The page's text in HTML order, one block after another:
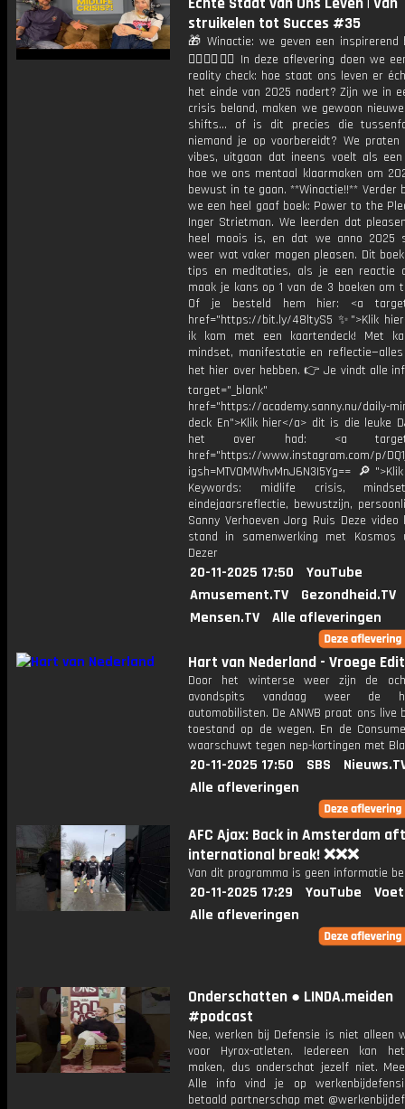
struikelen tot Succes #35
🎁 Winactie: we geven een inspirerend
👇🏻👇🏻👇🏻 In deze aflevering doen we
reality check: hoe staat ons leven er
het einde van 2025 nadert? Zijn we in
crisis beland, maken we gewoon
shifts… of is dit precies die
niemand je op voorbereidt? We
vibes, uitgaan dat ineens voelt als
hoe we ons mentaal klaarmaken om
bewust in te gaan. **Winactie!!** Verder
we een heel gaaf boek: Power to the
Inger Strietman. We leerden dat
heel moois is, en dat we anno 2025
weer wat vaker mogen pleasen. Dit
tips en meditaties, als je een reactie
maak je kans op 1 van de 3 boeken om
Of je besteld hem hier: <a
href="https://bit.ly/48ltyS5 ✨">Klik
ik kom met een kaartendeck! Met
mindset, manifestatie en
het hier over hebben. 👉 Je vindt alle
target="_blank"
href="https://academy.sanny.nu/daily-
deck En">Klik hier</a> dit is die leuke
het over had: <a
href="https://www.instagram.com/p/
igsh=MTV0MWhvMnJ6N3I5Yg==
Keywords: midlife crisis,
eindejaarsreflectie, bewustzijn,
Sanny Verhoeven Jorg Ruis Deze
stand in samenwerking met Kosmos
Dezer
20-11-2025 17:50
YouTube
Amusement.TV
Gezondheid.TV
Mensen.TV
Alle afleveringen
Hart van Nederland - Vroege
Door het winterse weer zijn de
avondspits vandaag weer de
automobilisten. De ANWB praat ons live
toestand op de wegen. En de
waarschuwt tegen nep-kortingen met
20-11-2025 17:50 SBS
Alle afleveringen
AFC Ajax: Back in Amsterdam
international break! ❌❌❌
Van dit programma is geen informatie
20-11-2025 17:29 YouTube
Alle afleveringen
Onderschatten ● LINDA.meiden
#podcast
Nee, werken bij Defensie is niet alleen
voor Hyrox-atleten. Iedereen kan
maken, dus onderschat jezelf niet.
Alle info vind je op
betaald partnerschap met